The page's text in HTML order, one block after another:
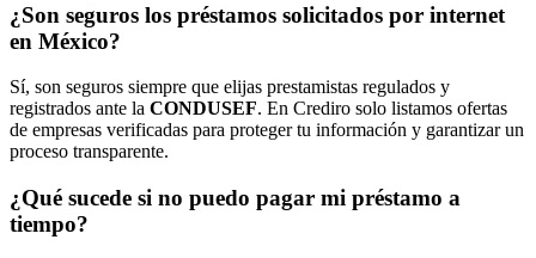
¿Son seguros los préstamos solicitados por internet
en México?
Sí, son seguros siempre que elijas prestamistas regulados y
registrados ante la CONDUSEF. En Crediro solo listamos ofertas
de empresas verificadas para proteger tu información y garantizar un
proceso transparente.
¿Qué sucede si no puedo pagar mi préstamo a
tiempo?